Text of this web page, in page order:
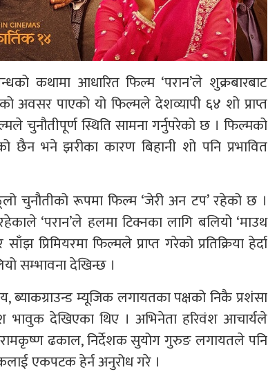
कथामा आधारित फिल्म ‘परान’ले शुक्रबारबाट
अवसर पाएको यो फिल्मले देशव्यापी ६४ शो प्राप्त
चुनौतीपूर्ण स्थिति सामना गर्नुपरेको छ । फिल्मको
छैन भने झरीका कारण बिहानी शो पनि प्रभावित
चुनौतीको रूपमा फिल्म ‘जेरी अन टप’ रहेको छ ।
‘परान’ले हलमा टिक्नका लागि बलियो ‘माउथ
प्रिमियरमा फिल्मले प्राप्त गरेको प्रतिक्रिया हेर्दा
सम्भावना देखिन्छ ।
ब्याकग्राउन्ड म्यूजिक लगायतका पक्षको निकै प्रशंसा
भावुक देखिएका थिए । अभिनेता हरिवंश आचार्यले
ढकाल, निर्देशक सुयोग गुरुङ लगायतले पनि
एकपटक हेर्न अनुरोध गरे ।